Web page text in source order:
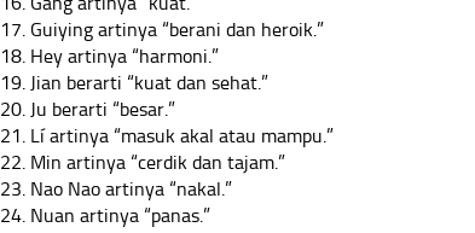
17. Guiying artinya “berani dan heroik.”
18. Hey artinya “harmoni.”
19. Jian berarti “kuat dan sehat.”
20. Ju berarti “besar.”
21. Lí artinya “masuk akal atau mampu.”
22. Min artinya “cerdik dan tajam.”
23. Nao Nao artinya “nakal.”
24. Nuan artinya “panas.”